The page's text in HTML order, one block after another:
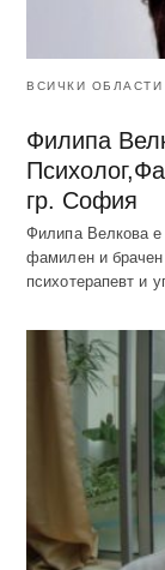
ВСИЧКИ ОБЛАСТИ
Филипа
гр. София
Филипа Велкова е
фамилен и брачен
психотерапевт и